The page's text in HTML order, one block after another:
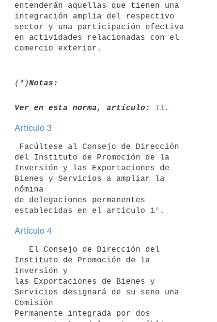
entenderán aquellas que tienen una
integración amplia del respectivo
sector y una participación efectiva
en actividades relacionadas con el
(*)Notas:
Ver en esta norma, artículo: 11
Artículo 3
del Instituto de Promoción de la
Inversión y las Exportaciones de
Bienes y Servicios a ampliar la
nómina
de delegaciones permanentes
Artículo 4
Instituto de Promoción de la
Inversión y
las Exportaciones de Bienes y
Servicios designará de su seno una
Comisión
Permanente integrada por dos